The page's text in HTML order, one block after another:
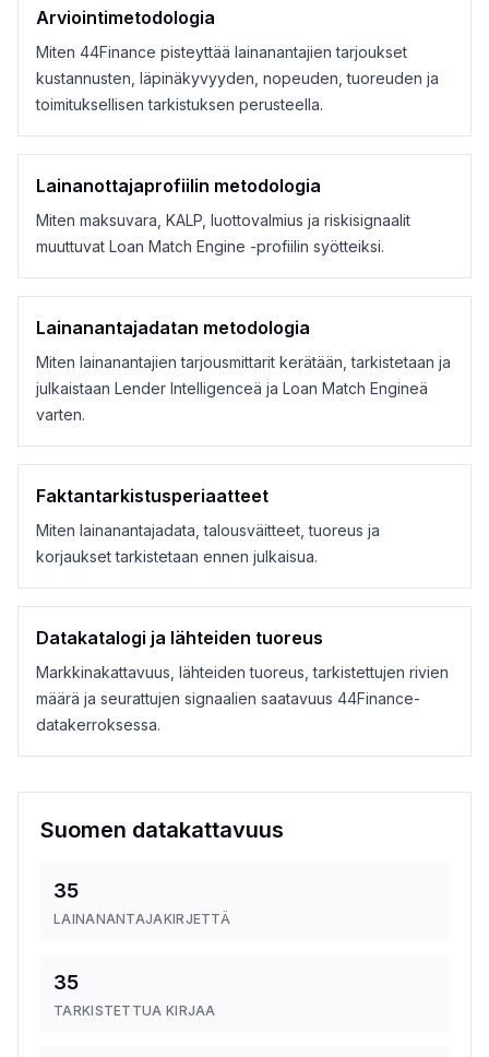
Arviointimetodologia
Miten 44Finance pisteyttää lainanantajien tarjoukset
kustannusten, läpinäkyvyyden, nopeuden, tuoreuden ja
toimituksellisen tarkistuksen perusteella.
Lainanottajaprofiilin metodologia
Miten maksuvara, KALP, luottovalmius ja riskisignaalit
muuttuvat Loan Match Engine -profiilin syötteiksi.
Lainanantajadatan metodologia
Miten lainanantajien tarjousmittarit kerätään, tarkistetaan ja
julkaistaan Lender Intelligenceä ja Loan Match Engineä
varten.
Faktantarkistusperiaatteet
Miten lainanantajadata, talousväitteet, tuoreus ja
korjaukset tarkistetaan ennen julkaisua.
Datakatalogi ja lähteiden tuoreus
Markkinakattavuus, lähteiden tuoreus, tarkistettujen rivien
määrä ja seurattujen signaalien saatavuus 44Finance-
datakerroksessa.
Suomen datakattavuus
35
LAINANANTAJAKIRJETTÄ
35
TARKISTETTUA KIRJAA